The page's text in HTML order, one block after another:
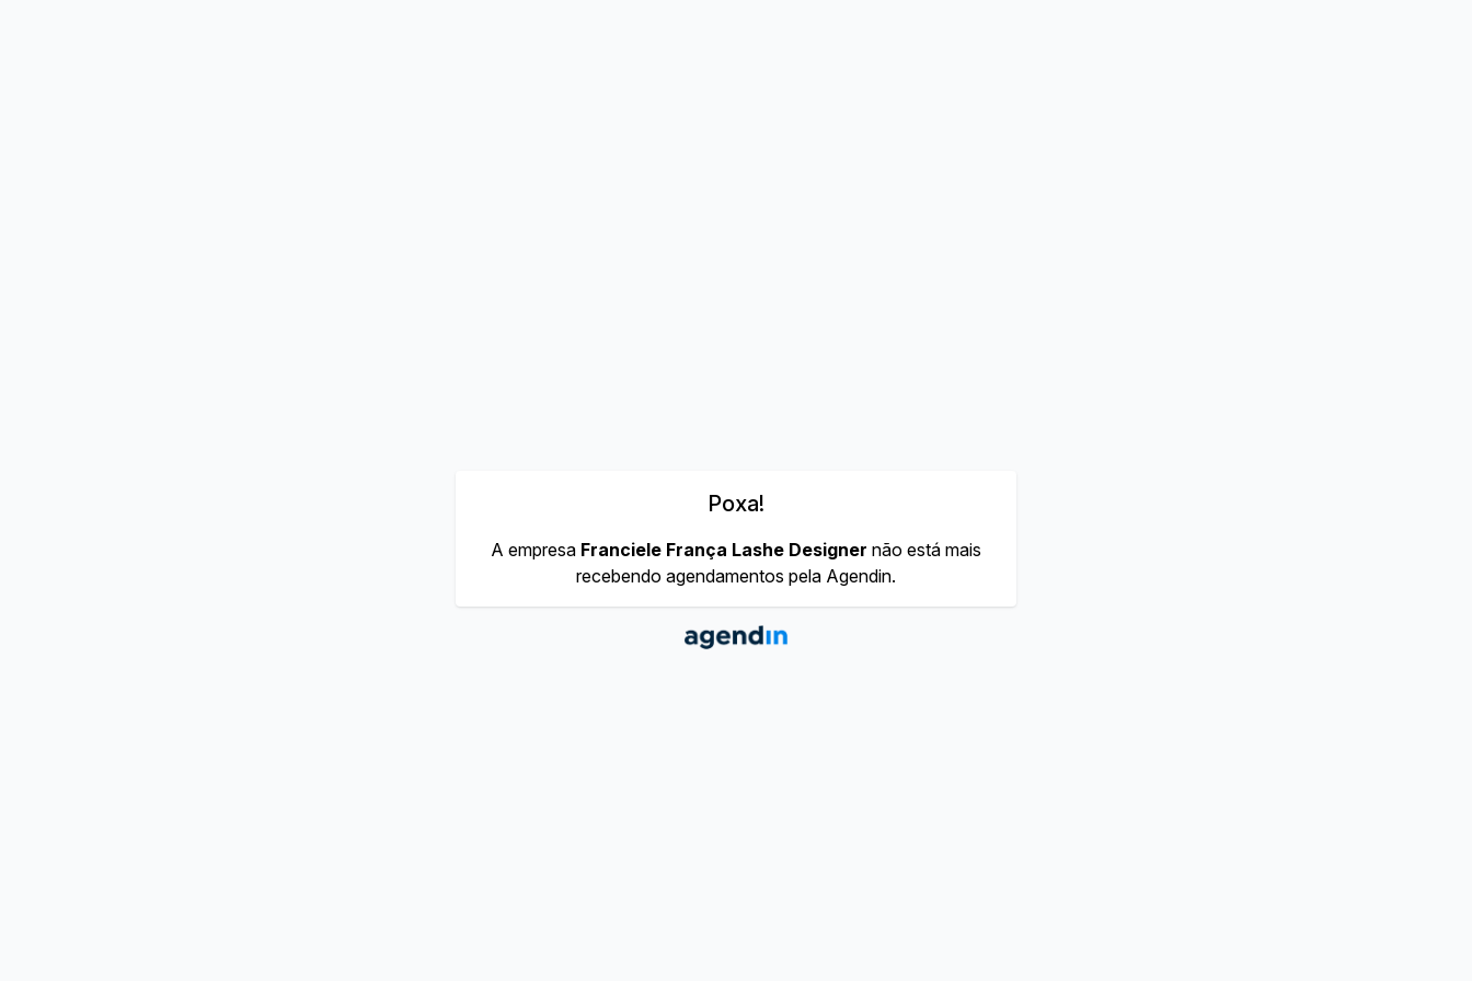
Poxa!
A empresa Franciele França Lashe Designer não está mais
recebendo agendamentos pela Agendin.